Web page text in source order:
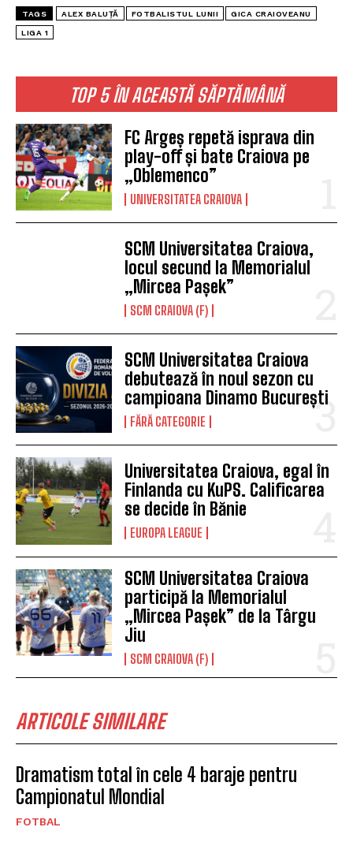
TOP 5 ÎN ACEASTĂ SĂPTĂMÂNĂ
FC Argeș repetă isprava din
play-off și bate Craiova pe
„Oblemenco”
UNIVERSITATEA CRAIOVA
SCM Universitatea Craiova,
locul secund la Memorialul
„Mircea Pașek”
SCM CRAIOVA (F)
SCM Universitatea Craiova
debutează în noul sezon cu
campioana Dinamo București
FĂRĂ CATEGORIE
Universitatea Craiova, egal în
Finlanda cu KuPS. Calificarea
se decide în Bănie
EUROPA LEAGUE
SCM Universitatea Craiova
participă la Memorialul
„Mircea Pașek” de la Târgu
Jiu
SCM CRAIOVA (F)
ARTICOLE SIMILARE
Dramatism total în cele 4 baraje pentru
Campionatul Mondial
FOTBAL
TAGS ALEX BALUȚĂ FOTBALISTUL LUNII GICA CRAIOVEANU
LIGA 1